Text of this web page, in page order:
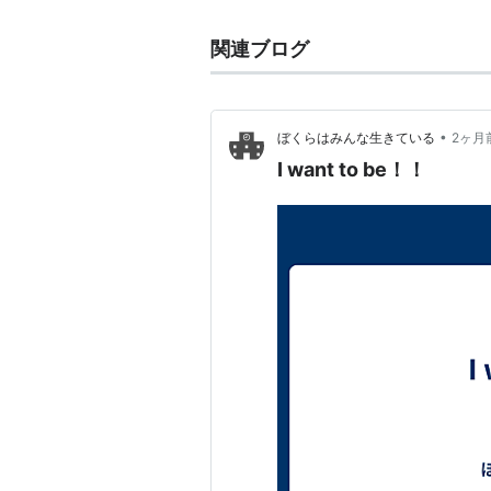
関連ブログ
ぼくらはみんな生きている • 2ヶ月
I want to be！！